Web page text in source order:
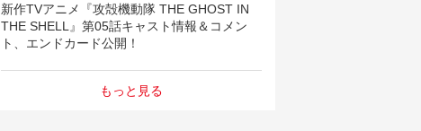
新作TVアニメ『攻殻機動隊 THE GHOST IN
THE SHELL』第05話キャスト情報＆コメン
ト、エンドカード公開！
もっと見る